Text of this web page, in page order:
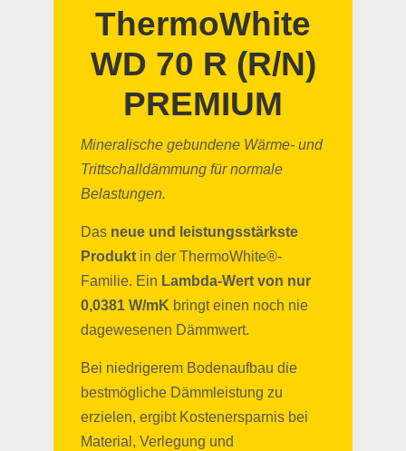
ThermoWhite
WD 70 R (R/N)
PREMIUM
Mineralische gebundene Wärme- und
Trittschalldämmung für normale
Belastungen.
Das neue und leistungsstärkste
Produkt in der ThermoWhite®-
Familie. Ein Lambda-Wert von nur
0,0381 W/mK bringt einen noch nie
dagewesenen Dämmwert.
Bei niedrigerem Bodenaufbau die
bestmögliche Dämmleistung zu
erzielen, ergibt Kostenersparnis bei
Material, Verlegung und